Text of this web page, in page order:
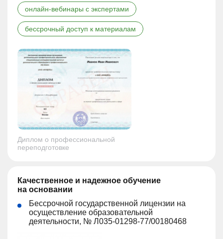
онлайн-вебинары с экспертами
бессрочный доступ к материалам
Диплом о профессиональной
переподготовке
Качественное и надежное обучение
на основании
Бессрочной государственной лицензии на
осуществление образовательной
деятельности, № Л035-01298-77/00180468